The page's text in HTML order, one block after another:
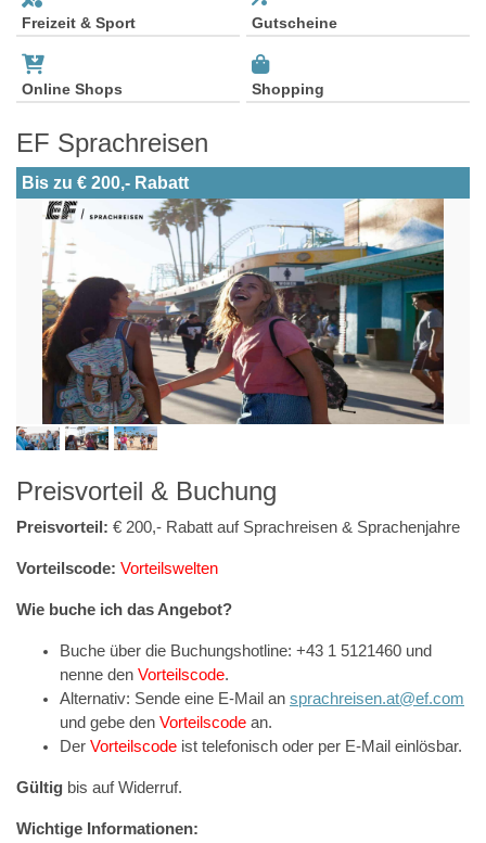
Freizeit & Sport Gutscheine
Online Shops Shopping
EF Sprachreisen
Bis zu € 200,- Rabatt
Preisvorteil & Buchung
Preisvorteil: € 200,- Rabatt auf Sprachreisen & Sprachenjahre
Vorteilscode: Vorteilswelten
Wie buche ich das Angebot?
Buche über die Buchungshotline: +43 1 5121460 und
nenne den Vorteilscode.
Alternativ: Sende eine E-Mail an sprachreisen.at@ef.com
und gebe den Vorteilscode an.
Der Vorteilscode ist telefonisch oder per E-Mail einlösbar.
Gültig bis auf Widerruf.
Wichtige Informationen: